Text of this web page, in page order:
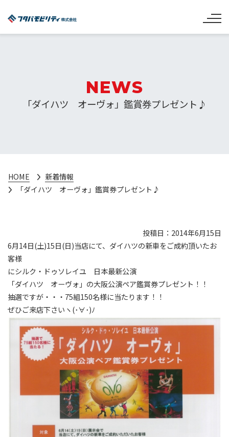
NEWS
「ダイハツ オーヴォ」鑑賞券プレゼント♪
HOME
新着情報
「ダイハツ オーヴォ」鑑賞券プレゼント♪
投稿日：2014年6月15日
6月14日(土)15日(日)当店にて、ダイハツの新車をご成約頂いたお
客様
にシルク・ドゥソレイユ 日本最新公演
「ダイハツ オーヴォ」の大阪公演ペア鑑賞券プレゼント！！
抽選ですが・・・75組150名様に当たります！！
ぜひご来店下さいヽ(･∀･)ﾉ